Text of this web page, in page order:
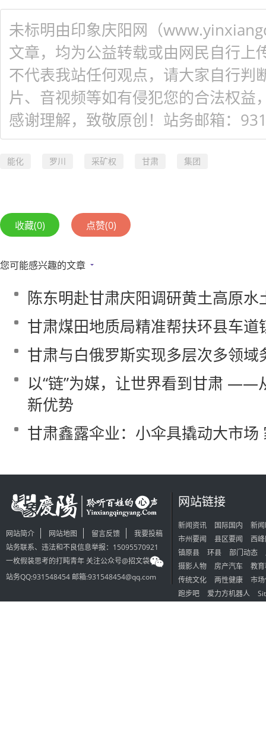
未标明由印象庆阳网（
文章，均为公益转载或由网民自行上
不代表我站任何观点，请大家自行判
片、音视频等如有侵犯您的合法权益
感谢理解，致敬原创！站务邮箱：
能化 罗川 采矿权 甘肃 集团
收藏(0) 点赞(0)
您可能感兴趣的文章
陈东明赴甘肃庆阳调研黄土高原水
甘肃煤田地质局精准帮扶环县车道
甘肃与白俄罗斯实现多层次多领域
以“链”为媒，让世界看到甘肃 ——
新优势
甘肃鑫露伞业：小伞具撬动大市场
网站简介 网站地图 留言反馈
我要投稿
站务联系、违法和不良信息举报：15095570921
一枚假装思考的打盹青年 关注公众号@招文袋
站务QQ:931548454 邮箱:931548454@qq.com
网站链接
新闻资讯 国际国内
新
市州要闻
县区要闻
西
镇原县
环县 部门动态
摄影人物
房产汽车
教
传统文化
两性健康
市
跑步吧
爱力方机器人